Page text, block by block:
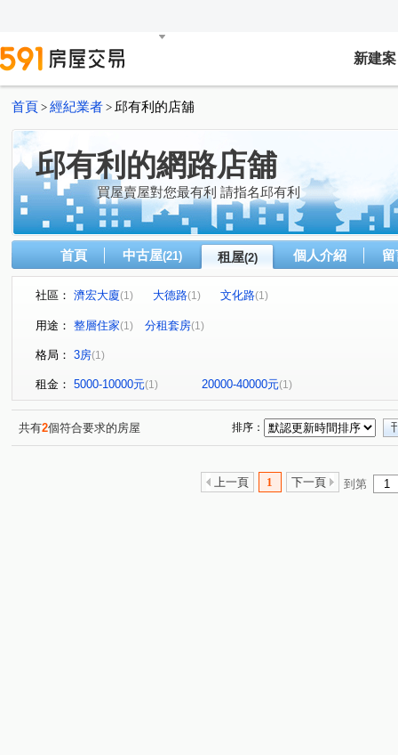
新建案
首頁 > 經紀業者 > 邱有利的店舖
邱有利的網路店舖
買屋賣屋對您最有利 請指名邱有利
首頁 中古屋(21) 租屋(2) 個人介紹
社區： 濟宏大廈(1) 大德路(1) 文化路(1)
用途： 整層住家(1) 分租套房(1)
格局： 3房(1)
租金： 5000-10000元(1) 20000-40000元(1)
共有2個符合要求的房屋 排序：
上一頁 1 下一頁 到第